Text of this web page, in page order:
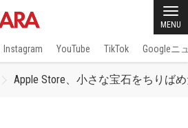
MENU
Instagram YouTube TikTok Googleニ
Apple Store、小さな宝石をちりばめ